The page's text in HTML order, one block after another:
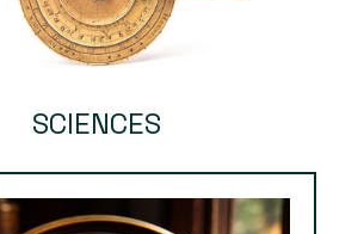
SCIENCES